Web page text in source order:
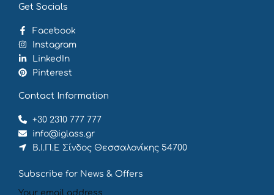
Get Socials
Facebook
Instagram
LinkedIn
Pinterest
Contact Information
+30 2310 777 777
info@iglass.gr
Β.Ι.Π.Ε Σίνδος Θεσσαλονίκης 54700
Subscribe for News & Offers